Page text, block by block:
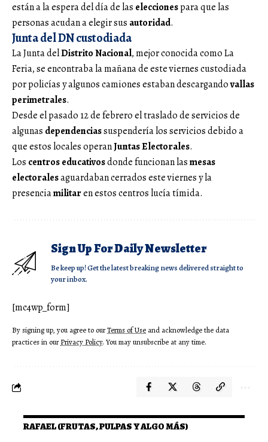
están a la espera del día de las eleccionespara que las
personas acudan a elegir sus autoridad.
Junta del DNcustodiada
La Junta delDistrito Nacional, mejor conocida como La
Feria, se encontraba la mañana de este viernes custodiada
por policías y algunos camiones estaban descargandovallas
perimetrales.
Desde el pasado 12 de febrero el traslado de servicios de
algunas dependenciassuspendería los servicios debido a
que estos locales operanJuntas Electorales.
Los centros educativosdonde funcionan lasmesas
electoralesaguardaban cerrados este viernes y la
presenciamilitaren estos centros lucía tímida.
Sign Up For Daily Newsletter
Be keep up! Get the latest breaking news delivered straight to
your inbox.
[mc4wp_form]
By signing up, you agree to ourTerms of Use and acknowledge the data
practices in ourPrivacy Policy. You may unsubscribe at any time.
RAFAEL (FRUTAS, PULPAS Y ALGO MÁS)